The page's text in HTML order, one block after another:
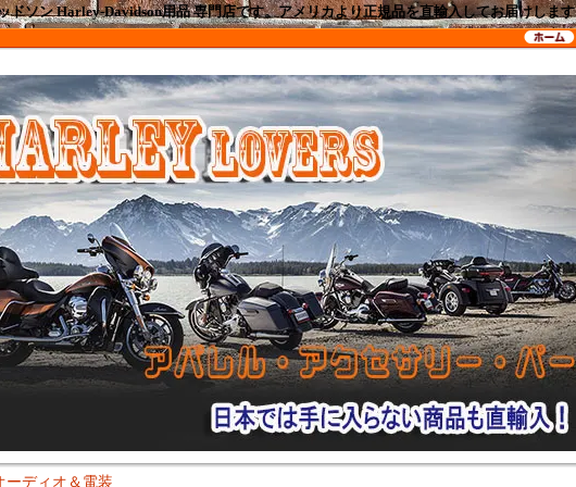
ドソン Harley-Davidson用品 専門店です。アメリカより正規品を直輸入してお届けします
ーディオ＆電装